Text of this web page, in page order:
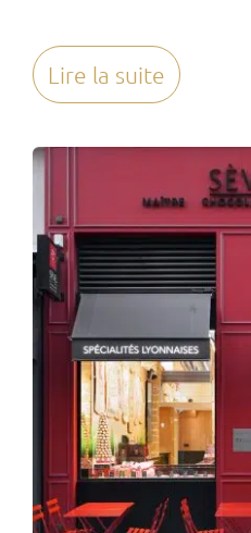
Lire la suite